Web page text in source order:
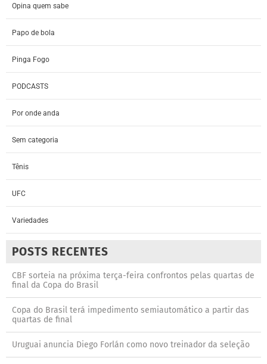
Opina quem sabe
Papo de bola
Pinga Fogo
PODCASTS
Por onde anda
Sem categoria
Tênis
UFC
Variedades
POSTS RECENTES
CBF sorteia na próxima terça-feira confrontos pelas quartas de
final da Copa do Brasil
Copa do Brasil terá impedimento semiautomático a partir das
quartas de final
Uruguai anuncia Diego Forlán como novo treinador da seleção